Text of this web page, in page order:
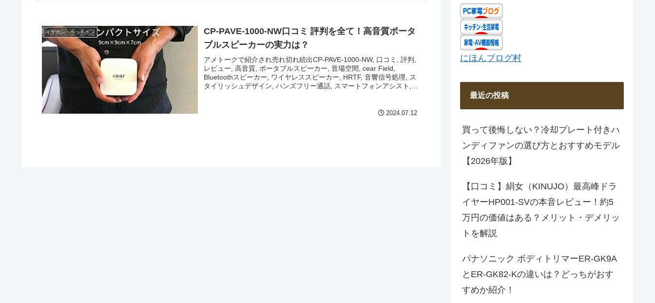
イヤホン・ヘッドホン
CP-PAVE-1000-NW口コミ 評判を全て！高音質ポータ
ブルスピーカーの実力は？
アメトークで紹介され売れ切れ続出CP-PAVE-1000-NW, 口コミ, 評判,
レビュー, 高音質, ポータブルスピーカー, 音場空間, cear Field,
Bluetoothスピーカー, ワイヤレススピーカー, HRTF, 音響信号処理, ス
タイリッシュデザイン, ハンズフリー通話, スマートフォンアシスト,
2024.07.12
にほんブログ村
最近の投稿
買って後悔しない？冷却プレート付きハ
ンディファンの選び方とおすすめモデル
【2026年版】
【口コミ】絹女（KINUJO）最高峰ドラ
イヤーHP001-SVの本音レビュー！約5
万円の価値はある？メリット・デメリッ
トを解説
パナソニック ボディトリマーER-GK9A
とER-GK82-Kの違いは？どっちがおす
すめか紹介！